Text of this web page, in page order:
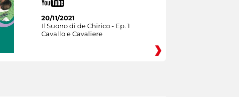
20/11/2021
Il Suono di de Chirico - Ep. 1
Cavallo e Cavaliere